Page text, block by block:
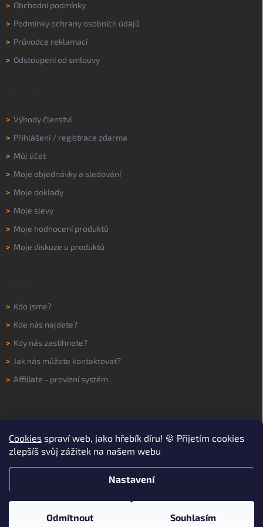
Cookies spraví web, jako hřebík díru! 🍪 Přijetím cookies
zlepšíš svůj zážitek na našem webu
Nastavení
Odmítnout Souhlasím
> Obchodní podmínky
> Podmínky ochrany osobních údajů
> Průvodce reklamací
> Odstoupení od smlouvy
> Výhody členství
> Přihlášení/ registrace zdarma
> Můj účet
> Moje objednávky a sledování
> Moje doklady
> Moje slevy
> Moje hodnocení produktů
> Moje diskuze u produktů
> Kdo jsme?
> Kde nás najdete?
> Kdy nás zastihnete?
> Jak nás můžete kontaktovat?
> Affiliate - provizní systém
Copyright 2026WORKNOW. Všechna práva vyhrazena.Upravit nastavení